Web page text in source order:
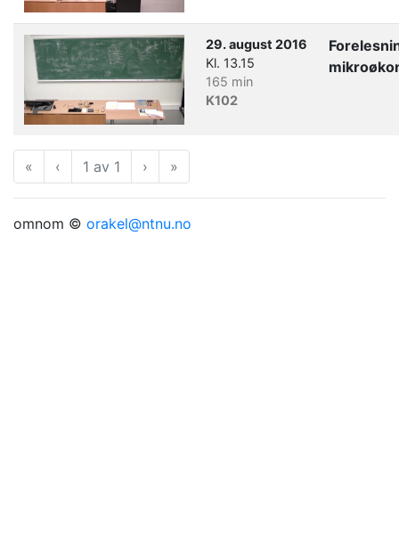
29. august 2016
Kl. 13.15
165 min
K102
« Første
‹ Forrige
1 av 1 › Neste
»
omnom © orakel@ntnu.no